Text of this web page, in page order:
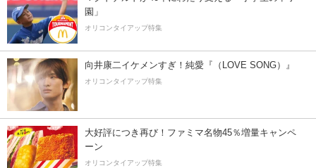
園」
オリコンタイアップ特集
向井康二イケメンすぎ！純愛『（LOVE SONG）』
オリコンタイアップ特集
大好評につき再び！ファミマ名物45％増量キャンペ
ーン
オリコンタイアップ特集